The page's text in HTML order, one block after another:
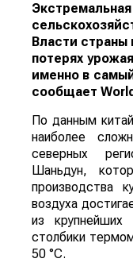
Власти
потерях
именно в
сообщает World
По данным
наиболее
северных
Шаньдун,
производства
воздуха
из крупнейших
столбики
50 °C.